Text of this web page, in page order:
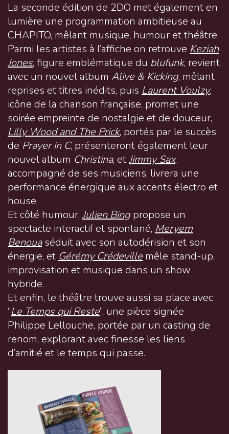
La seconde édition de 2DO met également en
lumière une programmation ambitieuse au
CHAPITO, mêlant musique, humour et théâtre.
Parmi les artistes à l’affiche on retrouve Keziah
Jones, figure emblématique du blufunk, revient
avec un nouvel album Alive & Kicking, mêlant
reprises et titres inédits, puis Laurent Voulzy,
icône de la chanson française, promet une
soirée empreinte de nostalgie et de douceur,
Lilly Wood and The Prick, portés par le succès
de Prayer in C, présenteront également leur
nouvel album Christina, etJimmy Sax,
accompagné de ses musiciens, livrera une
performance énergique aux accents électro et
house.
Et côté humour, Julien Bingpropose un
spectacle interactif et spontané, Meryem
Benouaséduit avec son autodérision et son
énergie, et Gérémy Crédevillemêle stand-up,
improvisation et musique dans un show
hybride.
Et enfin, le théâtre trouve aussi sa place avec
“Le Temps qui Reste”, une pièce signée
Philippe Lellouche, portée par un casting de
renom, explorant avec finesse les liens
d’amitié et le temps qui passe.